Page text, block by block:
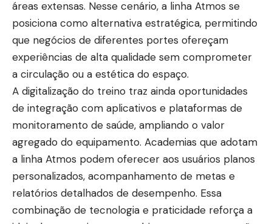
áreas extensas. Nesse cenário, a linha Atmos se
posiciona como alternativa estratégica, permitindo
que negócios de diferentes portes ofereçam
experiências de alta qualidade sem comprometer
a circulação ou a estética do espaço.
A digitalização do treino traz ainda oportunidades
de integração com aplicativos e plataformas de
monitoramento de saúde, ampliando o valor
agregado do equipamento. Academias que adotam
a linha Atmos podem oferecer aos usuários planos
personalizados, acompanhamento de metas e
relatórios detalhados de desempenho. Essa
combinação de tecnologia e praticidade reforça a